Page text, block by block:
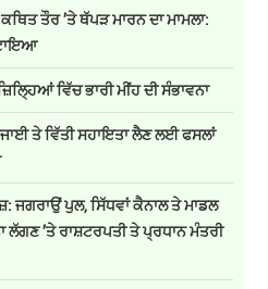
ਤੌਰ ’ਤੇ ਥੱਪੜ ਮਾਰਨ ਦਾ ਮਾਮਲਾ:
ਵਿੱਚ ਭਾਰੀ ਮੀਂਹ ਦੀ ਸੰਭਾਵਨਾ
ਤੇ ਵਿੱਤੀ ਸਹਾਇਤਾ ਲੈਣ ਲਈ ਫਸਲਾਂ
ਜਗਰਾਉਂ ਪੁਲ, ਸਿੱਧਵਾਂ ਕੈਨਾਲ ਤੇ ਮਾਡਲ
ਲੱਗਣ ’ਤੇ ਰਾਸ਼ਟਰਪਤੀ ਤੇ ਪ੍ਰਧਾਨ ਮੰਤਰੀ